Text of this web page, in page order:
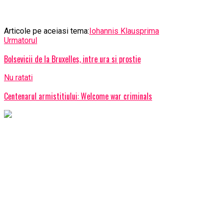
Articole pe aceiasi tema:Iohannis Klausprima
Urmatorul
Bolsevicii de la Bruxelles, intre ura si prostie
Nu ratati
Centenarul armistitiului: Welcome war criminals